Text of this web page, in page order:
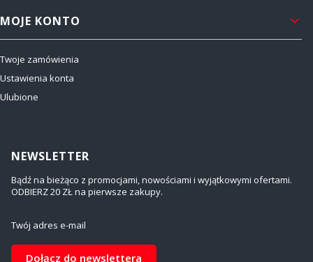
MOJE KONTO
Twoje zamówienia
Ustawienia konta
Ulubione
NEWSLETTER
Bądź na bieżąco z promocjami, nowościami i wyjątkowymi ofertami.
ODBIERZ 20 ZŁ na pierwsze zakupy.
Twój adres e-mail
Dołącz do newslettera